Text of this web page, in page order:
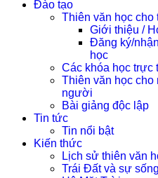
Đào tạo
Thiên văn học cho
Giới thiệu /
Đăng ký/
học
Các khóa học trực
Thiên văn học cho
người
Bài giảng độc lập
Tin tức
Tin nổi bật
Kiến thức
Lịch sử thiên văn
Trái Đất và sự sống